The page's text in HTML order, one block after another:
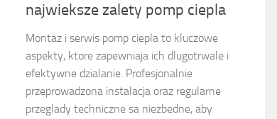
najwieksze zalety pomp ciepla
Montaz i serwis pomp ciepla to kluczowe
aspekty, ktore zapewniaja ich dlugotrwale i
efektywne dzialanie. Profesjonalnie
przeprowadzona instalacja oraz regularne
przeglady techniczne sa niezbedne, aby